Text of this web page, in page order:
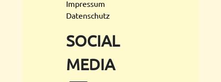
Impressum
Datenschutz
SOCIAL
MEDIA